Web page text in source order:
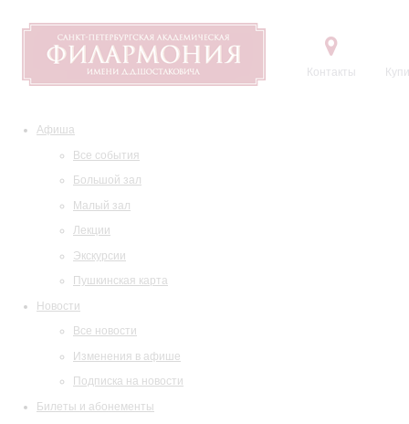
Контакты
Афиша
Все события
Большой зал
Малый зал
Лекции
Экскурсии
Пушкинская карта
Новости
Все новости
Изменения в афише
Подписка на новости
Билеты и абонементы